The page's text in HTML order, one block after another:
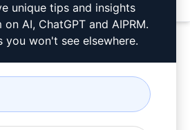
unique tips and insights
AI, ChatGPT and AIPRM.
you won't see elsewhere.